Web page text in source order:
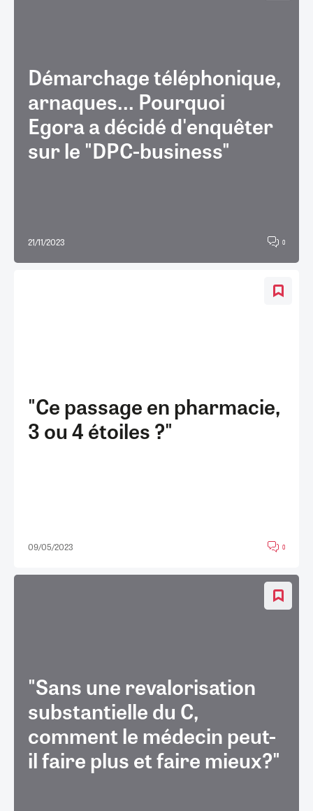
Démarchage téléphonique,
arnaques... Pourquoi
Egora a décidé d'enquêter
sur le "DPC-business"
21/11/2023 0
"Ce passage en pharmacie,
3 ou 4 étoiles ?"
09/05/2023 0
"Sans une revalorisation
substantielle du C,
comment le médecin peut-
il faire plus et faire mieux?"